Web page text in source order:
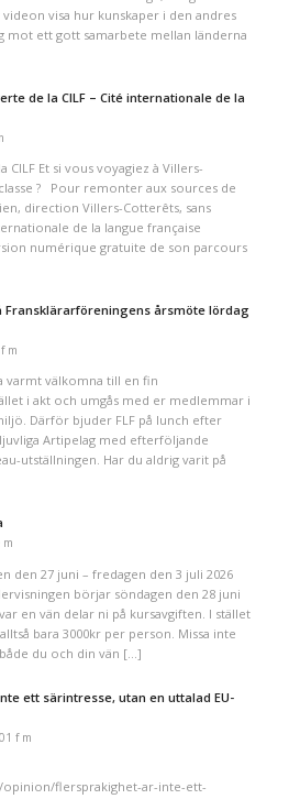
visa hur kunskaper i den andres
mot ett gott samarbete mellan länderna
de la CILF – Cité internationale de la
Et si vous voyagiez à Villers-
? Pour remonter aux sources de
direction Villers-Cotterêts, sans
de la langue française
numérique gratuite de son parcours
Fransklärarföreningens årsmöte lördag
m
varmt välkomna till en fin
i akt och umgås med er medlemmar i
Därför bjuder FLF på lunch efter
Artipelag med efterföljande
utställningen. Har du aldrig varit på
m
den 27 juni – fredagen den 3 juli 2026
börjar söndagen den 28 juni
en vän delar ni på kursavgiften. I stället
bara 3000kr per person. Missa inte
du och din vän […]
ett särintresse, utan en uttalad EU-
f m
opinion/flersprakighet-ar-inte-ett-